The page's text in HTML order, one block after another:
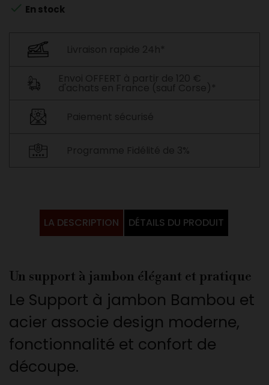
 En stock
LA DESCRIPTION DÉTAILS DU PRODUIT
Un support à jambon élégant et pratique
Le Support à jambon Bambou et
acier associe design moderne,
fonctionnalité et confort de
découpe.